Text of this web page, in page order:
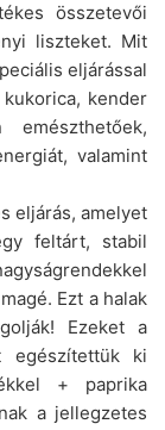
összetevői
liszteket. Mit
eljárással
kukorica, kender
valamint
eljárás, amelyet
feltárt, stabil
Ezt a halak
Ezeket a
egészítettük ki
+ paprika
a jellegzetes